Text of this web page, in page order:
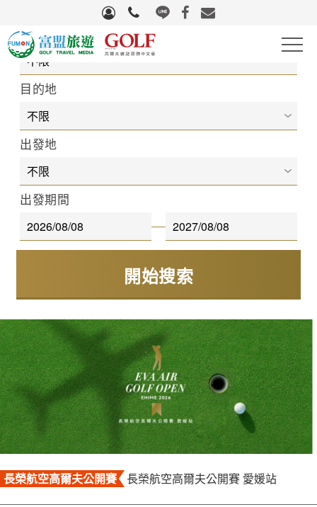
高爾夫
滑雪
自行車
團體旅遊
國際機票
關於富盟
聯絡我們
旅遊區域
目的地
出發地
出發期間
長榮航空高爾夫公開賽 長榮航空高爾夫公開賽 愛媛站